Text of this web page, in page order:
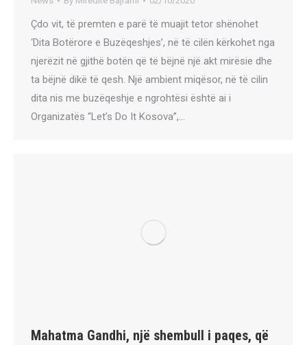
Çdo vit, të premten e parë të muajit tetor shënohet
‘Dita Botërore e Buzëqeshjes’, në të cilën kërkohet nga
njerëzit në gjithë botën që të bëjnë një akt mirësie dhe
ta bëjnë dikë të qesh. Një ambient miqësor, në të cilin
dita nis me buzëqeshje e ngrohtësi është ai i
Organizatës “Let’s Do It Kosova”,…
Mahatma Gandhi, një shembull i paqes, që